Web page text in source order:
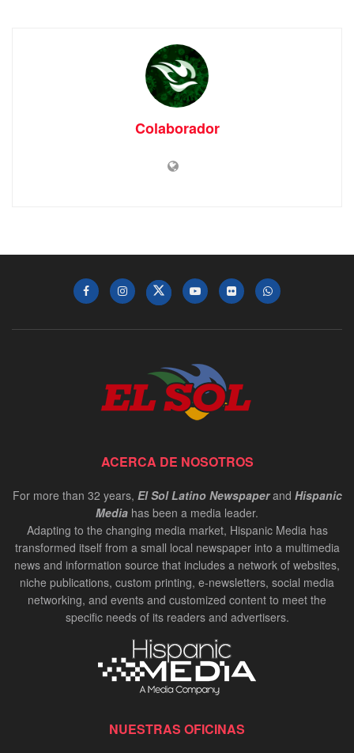
Colaborador
ACERCA DE NOSOTROS
For more than 32 years, El Sol Latino Newspaperand Hispanic
Media has been a media leader.
Adapting to the changing media market, Hispanic Media has
transformed itself from a small local newspaper into a multimedia
news and information source that includes a network of websites,
niche publications, custom printing, e-newsletters, social media
networking, and events and customized content to meet the
specific needs of its readers and advertisers.
NUESTRAS OFICINAS